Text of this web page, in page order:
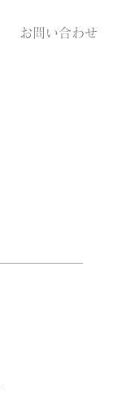
お問い合わせ